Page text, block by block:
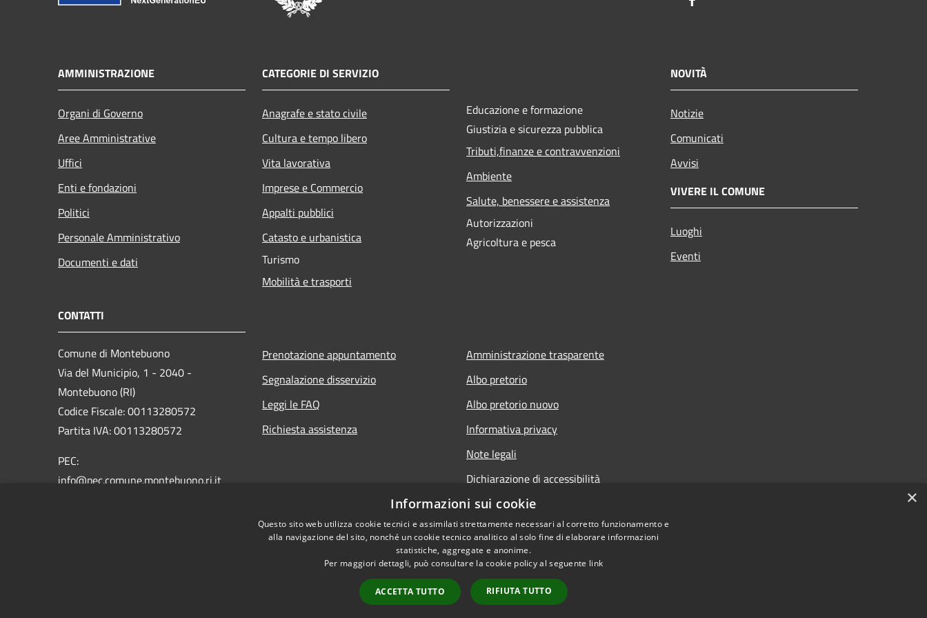
AMMINISTRAZIONE
Organi di Governo
Aree Amministrative
Uffici
Enti e fondazioni
Politici
Personale Amministrativo
Documenti e dati
CATEGORIE DI SERVIZIO
Anagrafe e stato civile
Cultura e tempo libero
Vita lavorativa
Imprese e Commercio
Appalti pubblici
Catasto e urbanistica
Turismo
Mobilità e trasporti
Educazione e formazione
Giustizia e sicurezza pubblica
Tributi,finanze e contravvenzioni
Ambiente
Salute, benessere e assistenza
Autorizzazioni
Agricoltura e pesca
NOVITÀ
Notizie
Comunicati
Avvisi
VIVERE IL COMUNE
Luoghi
Eventi
CONTATTI
Comune di Montebuono
Via del Municipio, 1 - 2040 -
Montebuono (RI)
Codice Fiscale: 00113280572
Partita IVA: 00113280572
PEC:
info@pec.comune.montebuono.ri.it
Prenotazione appuntamento
Segnalazione disservizio
Leggi le FAQ
Richiesta assistenza
Amministrazione trasparente
Albo pretorio
Albo pretorio nuovo
Informativa privacy
Note legali
Dichiarazione di accessibilità
Copyright © 2026 • Comune di Montebuono • Powered by
×
Informazioni sui cookie
Questo sito web utilizza cookie tecnici e assimilati strettamente necessari al corretto funzionamento e
alla navigazione del sito, nonché un cookie tecnico analitico al solo fine di elaborare informazioni
statistiche, aggregate e anonime.
Per maggiori dettagli, può consultare la cookie policy al seguente link
ACCETTA TUTTO RIFIUTA TUTTO